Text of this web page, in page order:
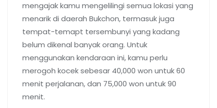
mengajak kamu mengelilingi semua lokasi yang
menarik di daerah Bukchon, termasuk juga
tempat-temapt tersembunyi yang kadang
belum dikenal banyak orang. Untuk
menggunakan kendaraan ini, kamu perlu
merogoh kocek sebesar 40,000 won untuk 60
menit perjalanan, dan 75,000 won untuk 90
menit.